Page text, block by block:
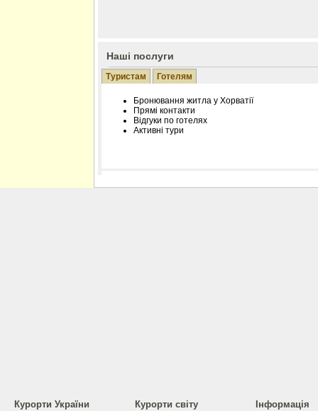
Наші послуги
Туристам Готелям
Бронювання житла у Хорватії
Прямі контакти
Відгуки по готелях
Активні тури
Розміщення інформації про готель на
Курорти України Курорти світу Інформація